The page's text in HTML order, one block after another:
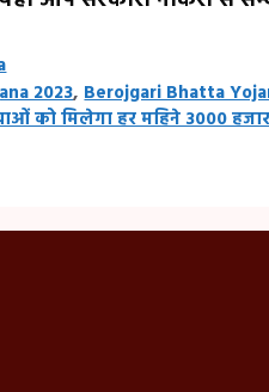
2023,Berojgari Bhatta
को मिलेगा हर महिने 3000